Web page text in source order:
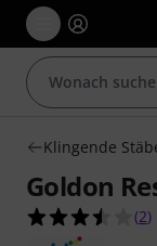
Klingende
Goldon
(2)